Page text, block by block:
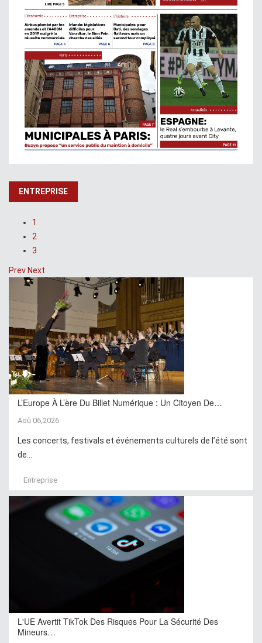
ENTREPRISE
1
2
3
PrevNext
L’Europe À L’ère Du Billet Numérique : Un Citoyen De…
Aoû 06,2026
Les concerts, festivals et événements culturels de l’été sont
de...
Entreprise
L'UE Avertit TikTok Des Risques Pour La Sécurité Des
Mineurs…